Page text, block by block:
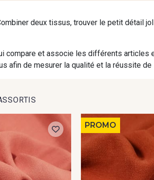
deux tissus, trouver le petit détail
compare et associe les différents
afin de mesurer la qualité et la réussite
PROMO